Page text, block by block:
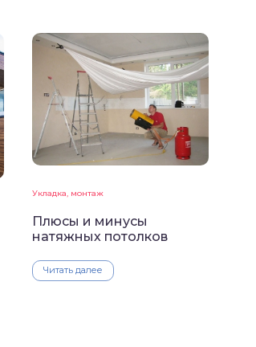
Укладка, монтаж
Плюсы и минусы
натяжных потолков
Читать далее